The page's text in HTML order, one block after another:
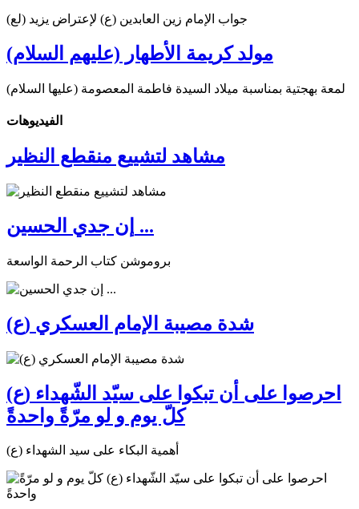
جواب الإمام زين العابدين (ع) لإعتراض يزيد (لع)
مولد كريمة الأطهار (عليهم السلام)
لمعة بهجتية بمناسبة ميلاد السيدة فاطمة المعصومة (عليها السلام)
الفیدیوهات
مشاهد لتشييع منقطع النظير
إن جدي الحسين ...
بروموشن كتاب الرحمة الواسعة
شدة مصيبة الإمام العسكري (ع)
احرصوا على أن تبكوا على سيّد الشّهداء (ع)
كلّ يوم و لو مرّةً واحدةً
أهمية البكاء على سيد الشهداء (ع)